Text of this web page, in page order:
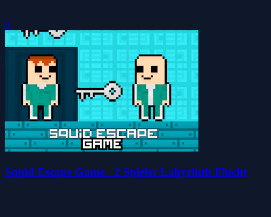
0
Squid Escape Game - 2 Spieler Labyrinth Flucht